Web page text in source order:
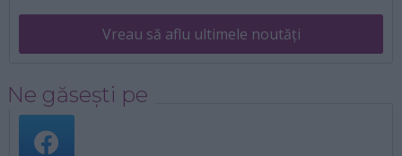
Vreau să aflu ultimele noutăți
Ne găsești pe